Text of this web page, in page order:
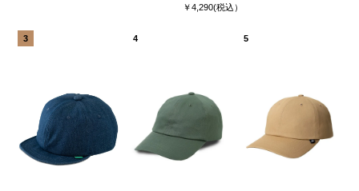
￥4,290(税込）